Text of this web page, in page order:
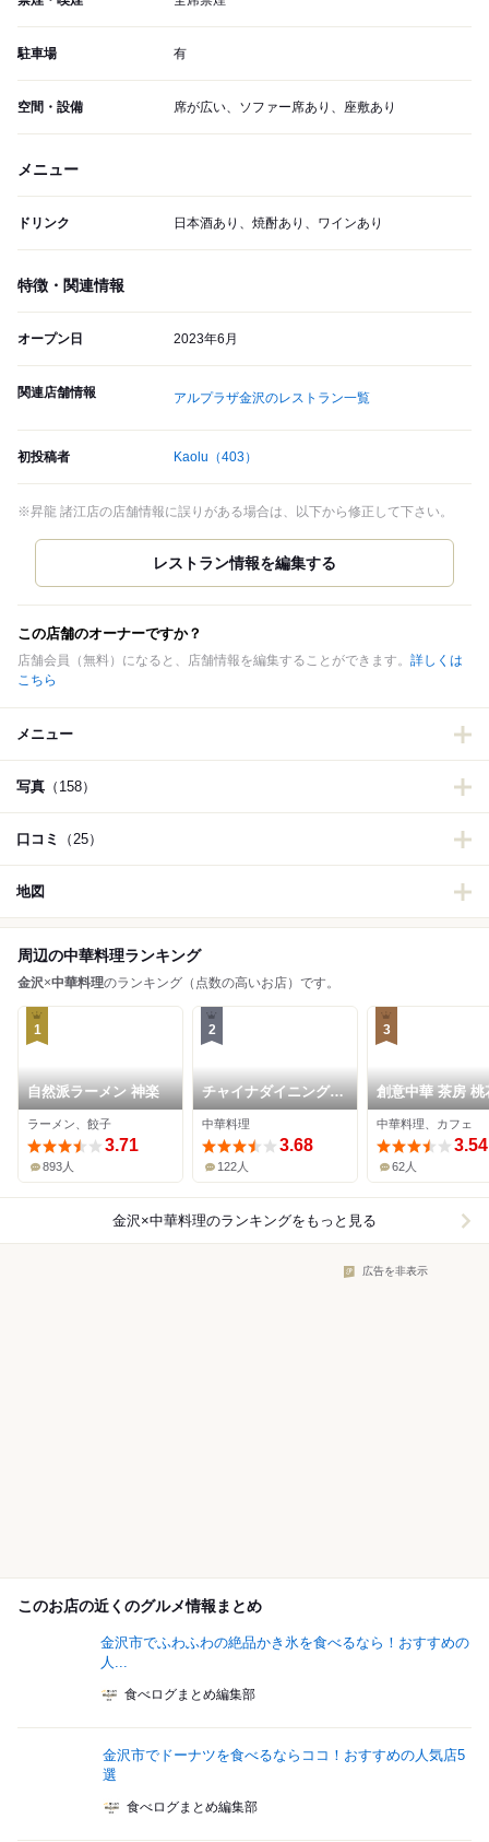
駐車場 有
空間・設備 席が広い、ソファー席あり、座敷あり
メニュー
ドリンク 日本酒あり、焼酎あり、ワインあり
特徴・関連情報
オープン日 2023年6月
関連店舗情報 アルプラザ金沢のレストラン一覧
初投稿者 Kaolu （403）
※昇龍 諸江店の店舗情報に誤りがある場合は、以下から修正して下さい。
この店舗のオーナーですか？
店舗会員（無料）になると、店舗情報を編集することができます。 詳しくは
こちら
メニュー
写真 （158）
口コミ （25）
地図
周辺の中華料理ランキング
金沢×中華料理のランキング（点数の高いお店）です。
1
自然派ラーメン 神楽
ラーメン、餃子
3.71
893人
2
チャイナダイニング
クーイン
中華料理
3.68
122人
3
創意中華 茶房 桃
中華料理、カフェ
3.54
62人
金沢×中華料理のランキングをもっと見る
広告を非表示
このお店の近くのグルメ情報まとめ
金沢市でふわふわの絶品かき氷を食べるなら！おすすめの
人...
食べログまとめ編集部
金沢市でドーナツを食べるならココ！おすすめの人気店5
選
食べログまとめ編集部